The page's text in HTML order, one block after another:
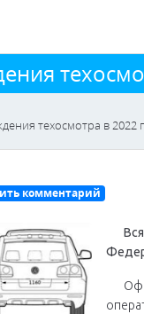
техосмотра в 2022
комментарий